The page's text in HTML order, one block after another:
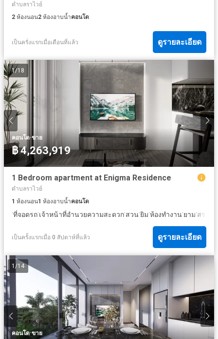
ตำบลราไวย์
2 ห้องนอน2 ห้องอาบน้ำคอนโด
เป็นครั่งแรกเมื่อเดือนที่แล้ว ดูรายละเอียด
1/18
คอนโด·ขาย
฿ 4,263,919
1 Bedroom apartment at Enigma Residence
ตำบลราไวย์
1 ห้องนอน1 ห้องอาบน้ำคอนโด
·ที่จอดรถ·เจ้าหน้าที่อำนวยความสะดวก·สวน·ยิม·ห้องทำงาน·ยาม·สระว่
เป็นครั้งแรกเมื่อ 0 สัปดาห์ที่แล้ว ดูรายละเอียด
1 /14
คอนโด·ขาย